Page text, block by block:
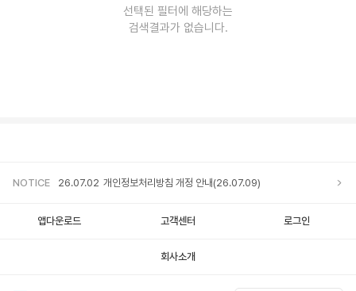
선택된 필터에 해당하는
검색결과가 없습니다.
NOTICE 26.07.02 개인정보처리방침 개정 안내(26.07.09)
앱다운로드 고객센터 로그인
회사소개